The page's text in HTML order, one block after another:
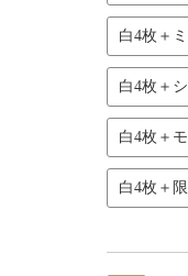
白4枚＋
白4枚＋
白4枚＋
白4枚＋